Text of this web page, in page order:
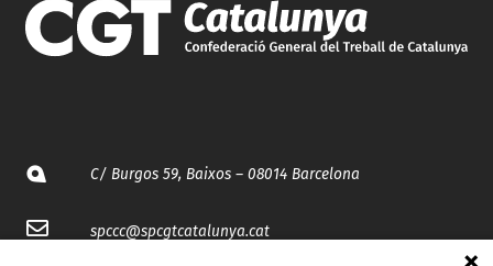
C/ Burgos 59, Baixos – 08014 Barcelona
spccc@spcgtcatalunya.cat